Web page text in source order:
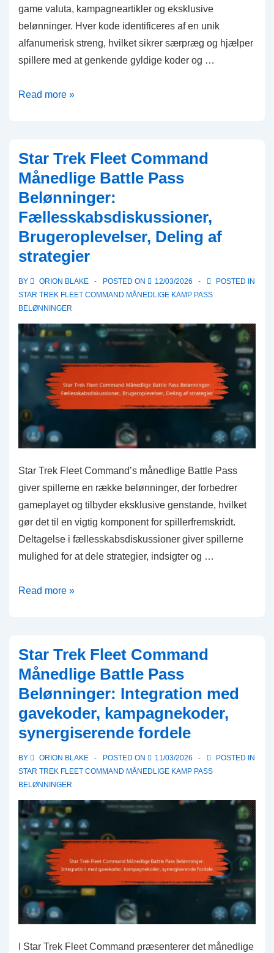
game valuta, kampagneartikler og eksklusive
belønninger. Hver kode identificeres af en unik
alfanumerisk streng, hvilket sikrer særpræg og hjælper
spillere med at genkende gyldige koder og …
Star
Gavekoder:
Kodetyper,
Unikke
identifikatorer,
Sporing
Read more »
Star Trek Fleet Command
Månedlige Battle Pass
Belønninger:
Fællesskabsdiskussioner,
Brugeroplevelser, Deling af
strategier
BY ORION BLAKE POSTED ON 12/03/2026
POSTED IN
STAR TREK FLEET COMMAND MÅNEDLIGE KAMP PASS
BELØNNINGER
Star Trek Fleet Command’s månedlige Battle Pass
giver spillerne en række belønninger, der forbedrer
gameplayet og tilbyder eksklusive genstande, hvilket
gør det til en vigtig komponent for spillerfremskridt.
Deltagelse i fællesskabsdiskussioner giver spillerne
mulighed for at dele strategier, indsigter og …
Star
Månedlige
Battle
Pass
Belønninger:
Fællesskabsdiskussioner,
Brugeroplevelser,
Deling
Read more »
Star Trek Fleet Command
Månedlige Battle Pass
Belønninger: Integration med
gavekoder, kampagnekoder,
synergiserende fordele
BY ORION BLAKE POSTED ON 11/03/2026
POSTED IN
STAR TREK FLEET COMMAND MÅNEDLIGE KAMP PASS
BELØNNINGER
I Star Trek Fleet Command præsenterer det månedlige